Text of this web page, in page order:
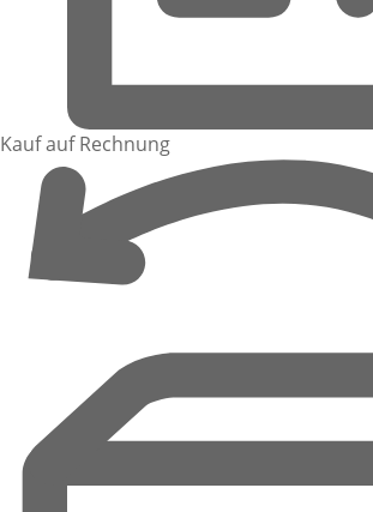
Kauf auf Rechnung